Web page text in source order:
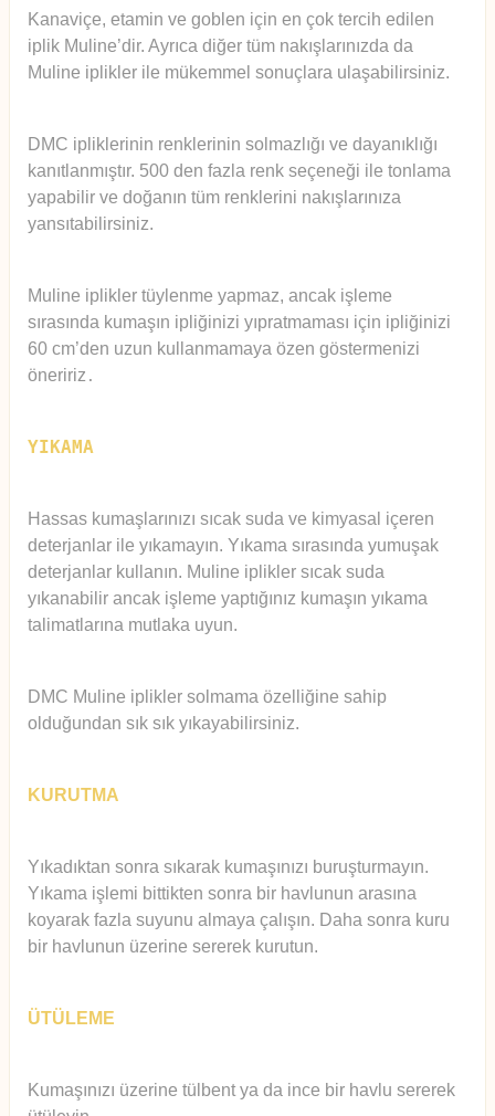
Kanaviçe, etamin ve goblen için en çok tercih edilen
iplik Muline’dir. Ayrıca diğer tüm nakışlarınızda da
Muline iplikler ile mükemmel sonuçlara ulaşabilirsiniz.
DMC ipliklerinin renklerinin solmazlığı ve dayanıklığı
kanıtlanmıştır. 500 den fazla renk seçeneği ile tonlama
yapabilir ve doğanın tüm renklerini nakışlarınıza
yansıtabilirsiniz.
Muline iplikler tüylenme yapmaz, ancak işleme
sırasında kumaşın ipliğinizi yıpratmaması için ipliğinizi
60 cm’den uzun kullanmamaya özen göstermenizi
öneririz .
YIKAMA
Hassas kumaşlarınızı sıcak suda ve kimyasal içeren
deterjanlar ile yıkamayın. Yıkama sırasında yumuşak
deterjanlar kullanın. Muline iplikler sıcak suda
yıkanabilir ancak işleme yaptığınız kumaşın yıkama
talimatlarına mutlaka uyun.
DMC Muline iplikler solmama özelliğine sahip
olduğundan sık sık yıkayabilirsiniz.
KURUTMA
Yıkadıktan sonra sıkarak kumaşınızı buruşturmayın.
Yıkama işlemi bittikten sonra bir havlunun arasına
koyarak fazla suyunu almaya çalışın. Daha sonra kuru
bir havlunun üzerine sererek kurutun.
ÜTÜLEME
Kumaşınızı üzerine tülbent ya da ince bir havlu sererek